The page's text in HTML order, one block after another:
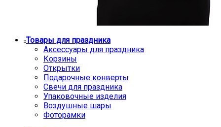
Товары для праздника
Аксессуары для праздника
Корзины
Открытки
Подарочные конверты
Свечи для праздника
Упаковочные изделия
Воздушные шары
Фоторамки